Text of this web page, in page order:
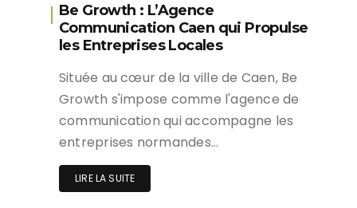
Be Growth : L’Agence
Communication Caen qui Propulse
les Entreprises Locales
Située au cœur de la ville de Caen, Be
Growth s'impose comme l'agence de
communication qui accompagne les
entreprises normandes…
LIRE LA SUITE